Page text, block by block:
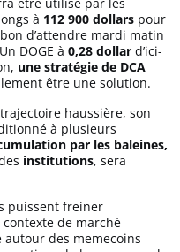
à 112 900 dollars pour
d’attendre mardi matin
DOGE à 0,28 dollar d’ici-
une stratégie de DCA
être une solution.
haussière, son
à plusieurs
par les baleines,
institutions, sera
puissent freiner
de marché
des memecoins